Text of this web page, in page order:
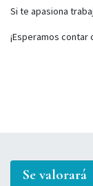
Si te apasiona
¡Esperamos
Se valorará